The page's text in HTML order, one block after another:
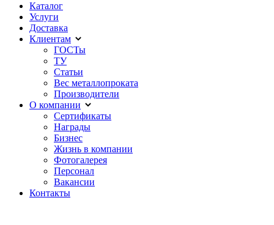
Каталог
Услуги
Доставка
Клиентам
ГОСТы
ТУ
Статьи
Вес металлопроката
Производители
О компании
Сертификаты
Награды
Бизнес
Жизнь в компании
Фотогалерея
Персонал
Вакансии
Контакты